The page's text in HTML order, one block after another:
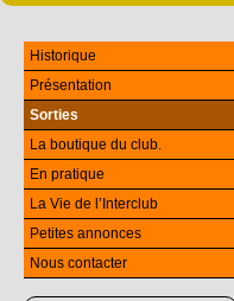
Historique
Présentation
Sorties
La boutique du club.
En pratique
La Vie de l’Interclub
Petites annonces
Nous contacter